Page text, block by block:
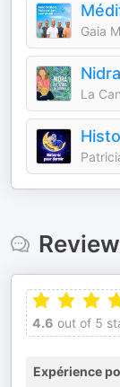
Gaia
La
4.6 out of 5
Expérience